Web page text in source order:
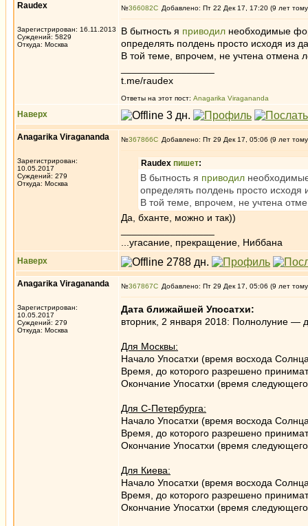
Raudex
Зарегистрирован: 16.11.2013
Суждений: 5829
Откуда: Москва
№366082 Добавлено: Пт 22 Дек 17, 17:20 (9 лет
В бытность я приводил необходимые
определять полдень просто исходя из
В той теме, впрочем, не учтена отмена
t.me/raudex
Ответы на этот пост: Anagarika Viragananda
Наверх
Anagarika Viragananda
Зарегистрирован:
10.05.2017
Суждений: 279
Откуда: Москва
№367866 Добавлено: Пт 29 Дек 17, 05:06 (9 лет
Raudex пишет:
В бытность я приводил
определять полдень просто исходя
В той теме, впрочем, не учтена
Да, бханте, можно и так))
...угасание, прекращение, Ниббана
Наверх
Anagarika Viragananda
Зарегистрирован:
10.05.2017
Суждений: 279
Откуда: Москва
№367867 Добавлено: Пт 29 Дек 17, 05:06 (9 лет
Дата ближайшей Упосатхи:
вторник, 2 января 2018: Полнолуние —
Для Москвы:
Начало Упосатхи (время восхода
Время, до которого разрешено
Окончание Упосатхи (время
Для С-Петербурга:
Начало Упосатхи (время восхода
Время, до которого разрешено
Окончание Упосатхи (время
Для Киева:
Начало Упосатхи (время восхода
Время, до которого разрешено
Окончание Упосатхи (время